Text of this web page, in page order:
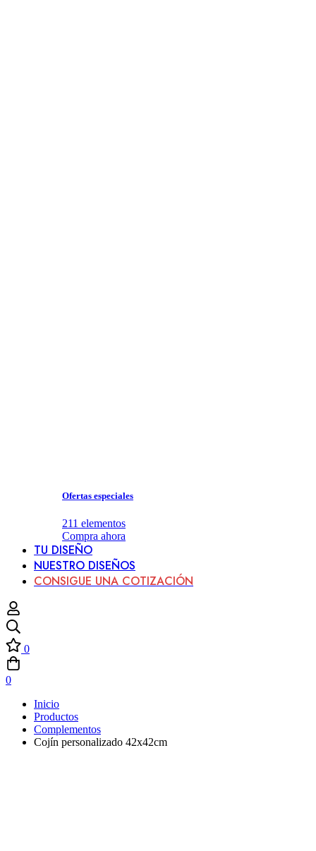
Ofertas especiales
211 elementos
Compra ahora
TU DISEÑO
NUESTRO DISEÑOS
CONSIGUE UNA COTIZACIÓN
0
0
Inicio
Productos
Complementos
Cojín personalizado 42x42cm